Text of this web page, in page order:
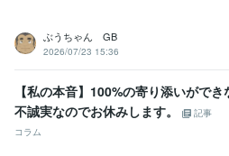
PowerPoint:3年
【ウイット力】どんな話題でも何か返
【ウイット力】どんな話題もジョーク
【ノリ】リズム聞こえたら踊ってる（バ
【おもてなし】清潔感で相手に不快感
ぶうちゃん GB
2026/07/23 15:36
【私の本音】100%の寄り添いができ
不誠実なのでお休みします。
記事
コラム